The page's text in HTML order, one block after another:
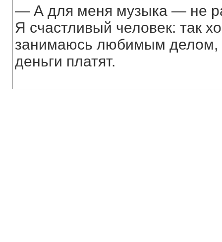
— А для меня музыка — не
Я счастливый человек: так
занимаюсь любимым делом,
деньги платят.